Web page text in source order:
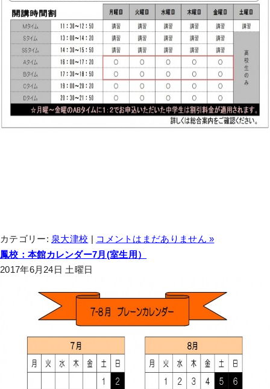
カテゴリー: 泉大津校 | コメントはまだありません »
鳳校：本館カレンダー7月(室生用）
2017年6月24日 土曜日